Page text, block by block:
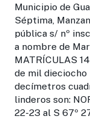
Municipio de
Séptima,
pública s/ nº
a nombre de
MATRÍCULAS
de mil
decímetros
linderos son:
22-23 al S 67º